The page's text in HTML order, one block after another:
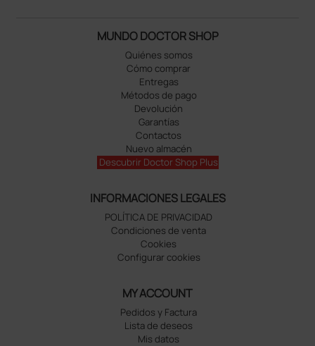
MUNDO DOCTOR SHOP
Quiénes somos
Cómo comprar
Entregas
Métodos de pago
Devolución
Garantías
Contactos
Nuevo almacén
Descubrir Doctor Shop Plus
INFORMACIONES LEGALES
POLÍTICA DE PRIVACIDAD
Condiciones de venta
Cookies
Configurar cookies
MY ACCOUNT
Pedidos y Factura
Lista de deseos
Mis datos